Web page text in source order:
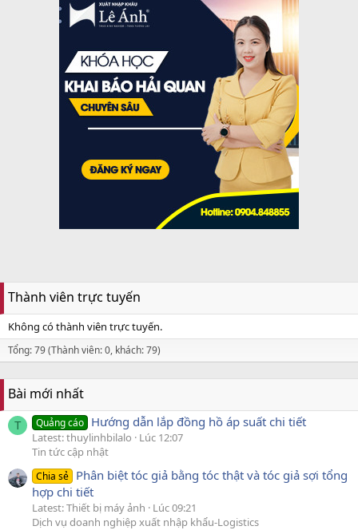
Thành viên trực tuyến
Không có thành viên trực tuyến.
Tổng: 79 (Thành viên: 0, khách: 79)
Bài mới nhất
T Quảng cáo Hướng dẫn lắp đồng hồ áp suất chi tiết
Latest: thuylinhbilalo
Lúc 12:07
Tin tức cập nhật
Chia sẻ Phân biệt tóc giả bằng tóc thật và tóc giả sợi tổng
hợp chi tiết
Latest: Thiết bị máy ảnh
Lúc 09:21
Dịch vụ doanh nghiệp xuất nhập khẩu-Logistics